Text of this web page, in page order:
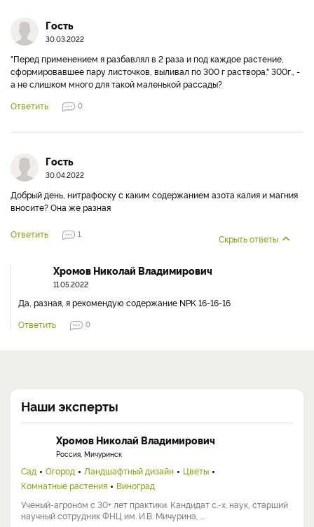
Гость
30.03.2022
"Перед применением я разбавлял в 2 раза и под каждое растение,
сформировавшее пару листочков, выливал по 300 г раствора." 300г., -
а не слишком много для такой маленькой рассады?
Ответить
0
Гость
30.04.2022
Добрый день, нитрафоску с каким содержанием азота калия и магния
вносите? Она же разная
Ответить 1 Скрыть ответы
Хромов Николай Владимирович
11.05.2022
Да, разная, я рекомендую содержание NPK 16-16-16
Ответить
0
Наши эксперты
Хромов Николай Владимирович
Россия, Мичуринск
Сад Огород Ландшафтный дизайн
Цветы
Комнатные растения
Виноград
Ученый-агроном с 30+ лет практики. Кандидат с.-х. наук, старший
научный сотрудник ФНЦ им. И.В. Мичурина, ...